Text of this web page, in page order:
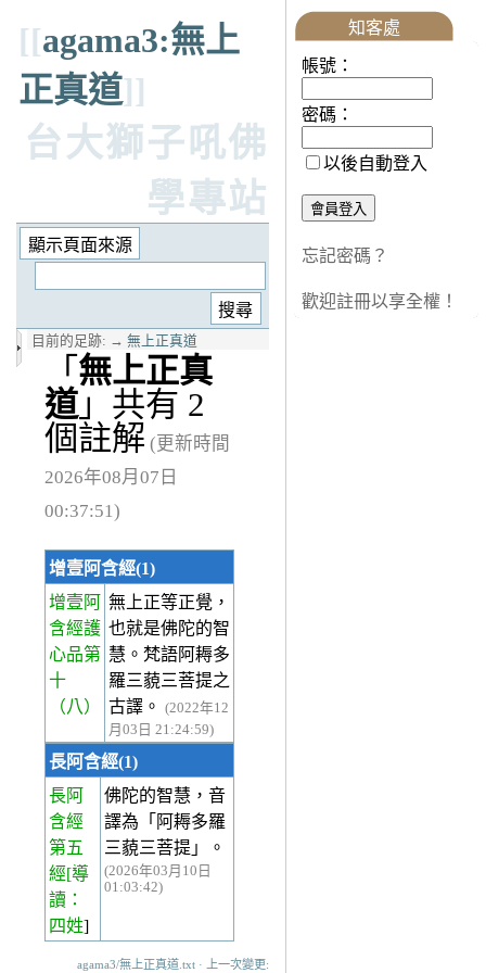
[[agama3:無上
正真道]]
台大獅子吼佛
學專站
目前的足跡: → 無上正真道
「 無上正真
道 」共有 2
個註解 (更新時間
2026年08月07日
00:37:51)
增壹阿含經(1)
增壹阿
含經護
心品第
十
（八）
無上正等正覺，
也就是佛陀的智
慧。梵語阿耨多
羅三藐三菩提之
古譯。
(2022年12
月03日 21:24:59)
長阿含經(1)
長阿
含經
第五
經[導
讀：
四姓]
佛陀的智慧，音
譯為「阿耨多羅
三藐三菩提」。
(2026年03月10日
01:03:42)
agama3/無上正真道.txt · 上一次變更:
知客處
帳號：
密碼：
以後自動登入
忘記密碼？
歡迎註冊以享全權！